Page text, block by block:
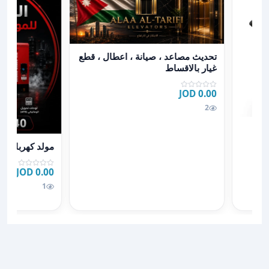
عرض تفاصيل تحديث مصاعد ، صيانة ، اعطال ، قطع غيار
تحديث مصاعد ، صيانة ، اعطال ، قطع
غيار بالاقساط
0.00 JOD
2
عرض تفاصيل
مولد كهرباء
0.00 JOD
1